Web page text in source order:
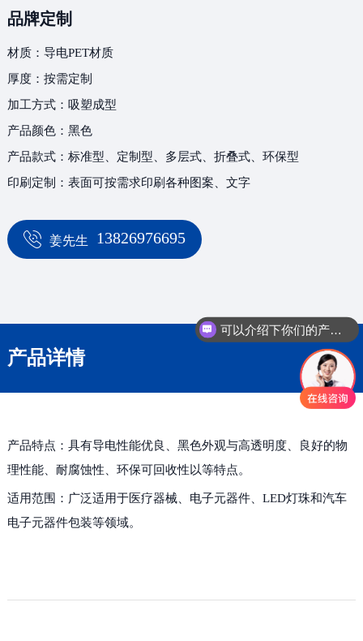
品牌定制
材质：导电PET材质
厚度：按需定制
加工方式：吸塑成型
产品颜色：黑色
产品款式：标准型、定制型、多层式、折叠式、环保型
印刷定制：表面可按需求印刷各种图案、文字
13826976695
姜先生
产品详情
产品特点：具有导电性能优良、黑色外观与高透明度、良好的物
理性能、耐腐蚀性、环保可回收性以等特点。
适用范围：广泛适用于医疗器械、电子元器件、LED灯珠和汽车
电子元器件包装等领域。
可以介绍下你们的产品么